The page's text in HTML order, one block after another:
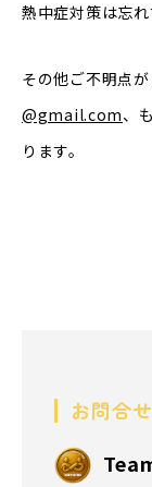
熱中症対策は忘
その他ご不明点
@gmail.com、
ります。
お問合